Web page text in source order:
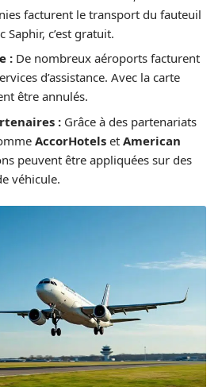
facturent le transport du fauteuil
Saphir, c’est gratuit.
: De nombreux aéroports facturent
d’assistance. Avec la carte
être annulés.
: Grâce à des partenariats
AccorHotels et American
peuvent être appliquées sur des
véhicule.